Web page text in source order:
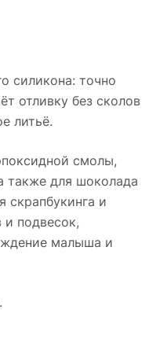
силикона: точно
отливку без сколов
литьё.
смолы,
также для шоколада
скрапбукинга и
и подвесок,
малыша и